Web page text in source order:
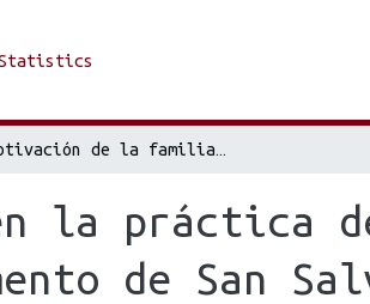
Motivación de la familia en la práctica deportiva de niños y niñas del departamento de San Salvador durante el Año 2018
la práctica
de San